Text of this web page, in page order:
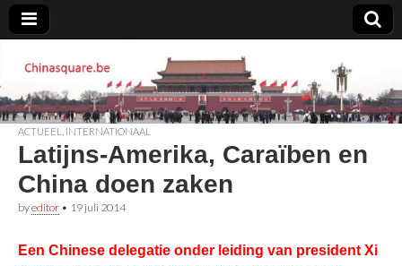
Chinasquare.be
ACTUEEL INTERNATIONAAL
Latijns-Amerika, Caraïben en
China doen zaken
byeditor • 19 juli 2014
Een Chinese delegatie onder leiding van president Xi